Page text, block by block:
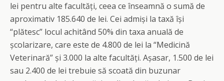
lei pentru alte facultăți, ceea ce înseamnă o sumă de
aproximativ 185.640 de lei. Cei admiși la taxă își
“plătesc” locul achitând 50% din taxa anuală de
școlarizare, care este de 4.800 de lei la “Medicină
Veterinară” și 3.000 la alte facultăți. Așasar, 1.500 de lei
sau 2.400 de lei trebuie să scoată din buzunar